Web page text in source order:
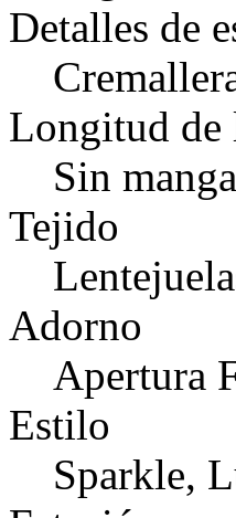
Detalles de
Longitud de
Sin
Tejido
Adorno
Apertura
Estilo
Sparkle,